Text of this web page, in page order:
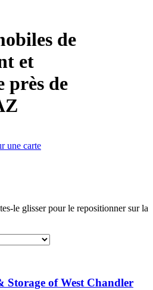
de
et
près de
une carte
le glisser pour le repositionner sur la
of West Chandler